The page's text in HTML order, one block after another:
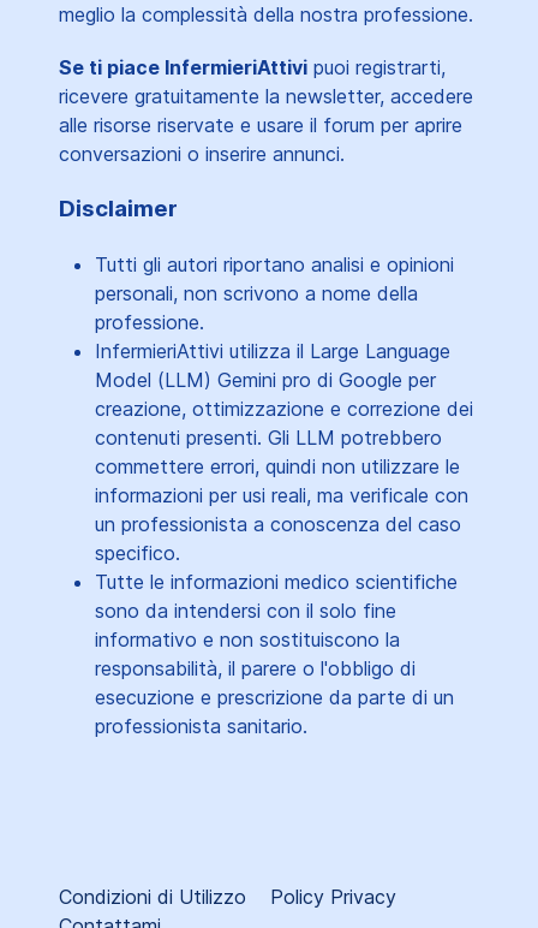
meglio la complessità della nostra professione.
Se ti piace InfermieriAttivi puoi registrarti,
ricevere gratuitamente la newsletter, accedere
alle risorse riservate e usare il forum per aprire
conversazioni o inserire annunci.
Disclaimer
Tutti gli autori riportano analisi e opinioni
personali, non scrivono a nome della
professione.
InfermieriAttivi utilizza il Large Language
Model (LLM) Gemini pro di Google per
creazione, ottimizzazione e correzione dei
contenuti presenti. Gli LLM potrebbero
commettere errori, quindi non utilizzare le
informazioni per usi reali, ma verificale con
un professionista a conoscenza del caso
specifico.
Tutte le informazioni medico scientifiche
sono da intendersi con il solo fine
informativo e non sostituiscono la
responsabilità, il parere o l'obbligo di
esecuzione e prescrizione da parte di un
professionista sanitario.
Condizioni di Utilizzo
Policy Privacy